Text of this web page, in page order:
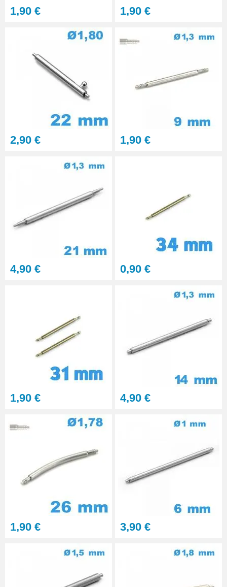
1,90 € 1,90 €
2,90 € 1,90 €
4,90 € 0,90 €
1,90 € 4,90 €
1,90 € 3,90 €